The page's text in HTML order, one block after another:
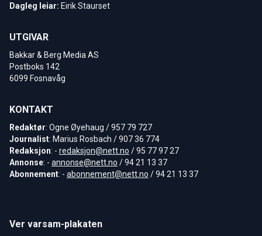
Dagleg leiar: Eirik Staurset
UTGIVAR
Bakkar & Berg Media AS
Postboks 142
6099 Fosnavåg
KONTAKT
Redaktør: Ogne Øyehaug / 957 79 727
Journalist: Marius Rosbach / 907 36 774
Redaksjon: - redaksjon@nett.no / 95 77 97 27
Annonse: - annonse@nett.no / 94 21 13 37
Abonnement: - abonnement@nett.no / 94 21 13 37
Ver varsam-plakaten